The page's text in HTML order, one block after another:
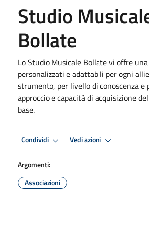
Studio
Bollate
Lo Studio Musicale Bollate vi offre
personalizzati e adattabili per ogni
strumento, per livello di conoscenza e
approccio e capacità di acquisizione
base.
Condividi Vedi azioni
Argomenti:
Associazioni